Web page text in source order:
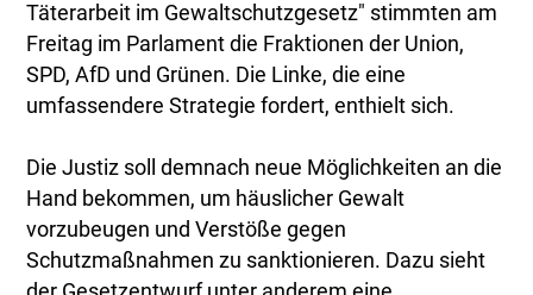
Täterarbeit im Gewaltschutzgesetz" stimmten am
Freitag im Parlament die Fraktionen der Union,
SPD, AfD und Grünen. Die Linke, die eine
umfassendere Strategie fordert, enthielt sich.
Die Justiz soll demnach neue Möglichkeiten an die
Hand bekommen, um häuslicher Gewalt
vorzubeugen und Verstöße gegen
Schutzmaßnahmen zu sanktionieren. Dazu sieht